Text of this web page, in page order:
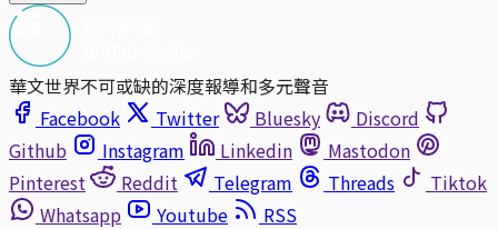
華文世界不可或缺的深度報導和多元聲音
Facebook
Twitter Bluesky
Discord
Github
Instagram Linkedin
Mastodon
Pinterest
Reddit Telegram Threads
Tiktok
Whatsapp
Youtube
RSS